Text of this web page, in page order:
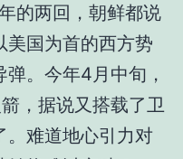
的两回，朝鲜都说
美国为首的西方势
。今年4月中旬，
，据说又搭载了卫
。难道地心引力对